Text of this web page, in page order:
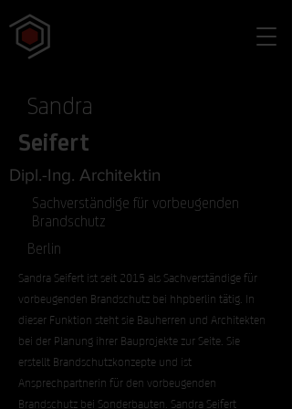
Sandra
Seifert
Dipl.-Ing. Architektin
Sachverständige für vorbeugenden
Brandschutz
Berlin
Sandra Seifert ist seit 2015 als Sachverständige für
vorbeugenden Brandschutz bei hhpberlin tätig. In
dieser Funktion steht sie Bauherren und Architekten
bei der Planung ihrer Bauprojekte zur Seite. Sie
erstellt Brandschutzkonzepte und ist
Ansprechpartnerin für den vorbeugenden
Brandschutz bei Sonderbauten. Sandra Seifert